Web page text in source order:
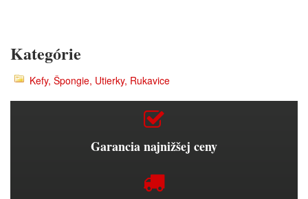
Kategórie
Kefy, Špongie, Utierky, Rukavice
Garancia najnižšej ceny